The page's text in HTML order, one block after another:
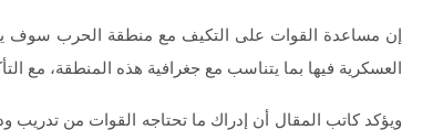
إن مساعدة القوات على التكيف مع منطقة الحرب سوف
العسكرية فيها بما يتناسب مع جغرافية هذه المنطقة، مع
ويؤكد كاتب المقال أن إدراك ما تحتاجه القوات من